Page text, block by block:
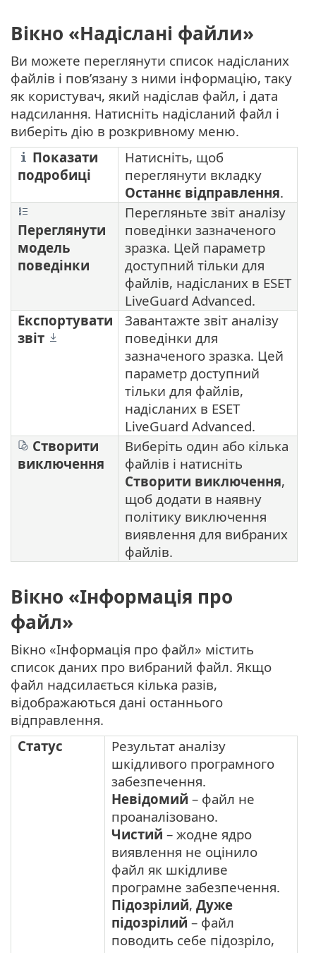
Вікно «Надіслані файли»
Ви можете переглянути список надісланих
файлів і пов’язану з ними інформацію, таку
як користувач, який надіслав файл, і дата
надсилання. Натисніть надісланий файл і
виберіть дію в розкривному меню.
Показати
подробиці
Натисніть, щоб
переглянути вкладку
Останнє відправлення.
Переглянути
модель
поведінки
Перегляньте звіт аналізу
поведінки зазначеного
зразка. Цей параметр
доступний тільки для
файлів, надісланих в ESET
LiveGuard Advanced.
Експортувати
звіт
Завантажте звіт аналізу
поведінки для
зазначеного зразка. Цей
параметр доступний
тільки для файлів,
надісланих в ESET
LiveGuard Advanced.
Створити
виключення
Виберіть один або кілька
файлів і натисніть
Створити виключення,
щоб додати в наявну
політику виключення
виявлення для вибраних
файлів.
Вікно «Інформація про
файл»
Вікно «Інформація про файл» містить
список даних про вибраний файл. Якщо
файл надсилається кілька разів,
відображаються дані останнього
відправлення.
Статус
Результат аналізу
шкідливого програмного
забезпечення.
Невідомий – файл не
проаналізовано.
Чистий – жодне ядро
виявлення не оцінило
файл як шкідливе
програмне забезпечення.
Підозрілий, Дуже
підозрілий – файл
поводить себе підозріло,